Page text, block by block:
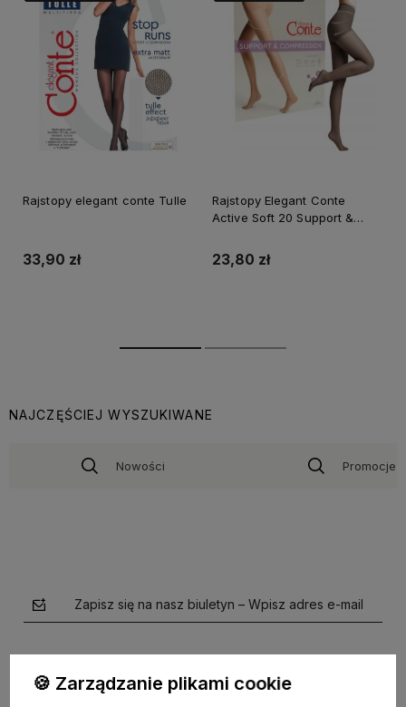
Rajstopy elegant conte Tulle
33,90 zł
Rajstopy Elegant Conte
Active Soft 20 Support &
23,80 zł
NAJCZĘŚCIEJ WYSZUKIWANE
Nowości Promocje
Zapisz się na nasz biuletyn – Wpisz adres e-mail
🍪 Zarządzanie plikami cookie